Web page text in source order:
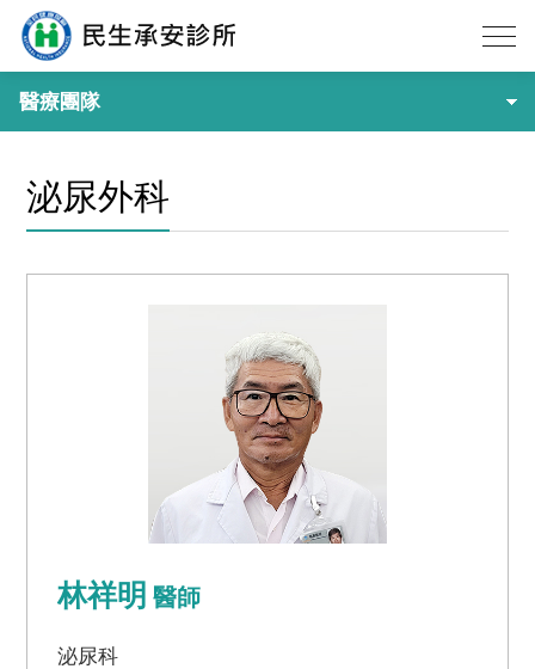
醫療團隊
泌尿外科
林祥明 醫師
泌尿科